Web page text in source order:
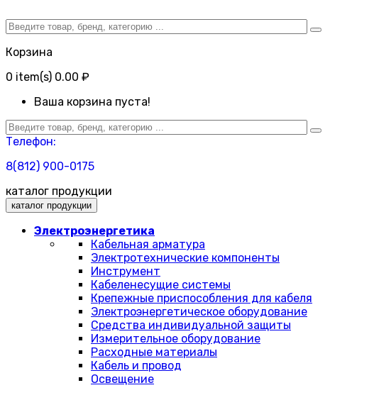
Корзина
0 item(s) 0.00 ₽
Ваша корзина пуста!
Телефон:
8(812) 900-0175
каталог продукции
каталог продукции
Электроэнергетика
Кабельная арматура
Электротехнические компоненты
Инструмент
Кабеленесущие системы
Крепежные приспособления для кабеля
Электроэнергетическое оборудование
Средства индивидуальной защиты
Измерительное оборудование
Расходные материалы
Кабель и провод
Освещение